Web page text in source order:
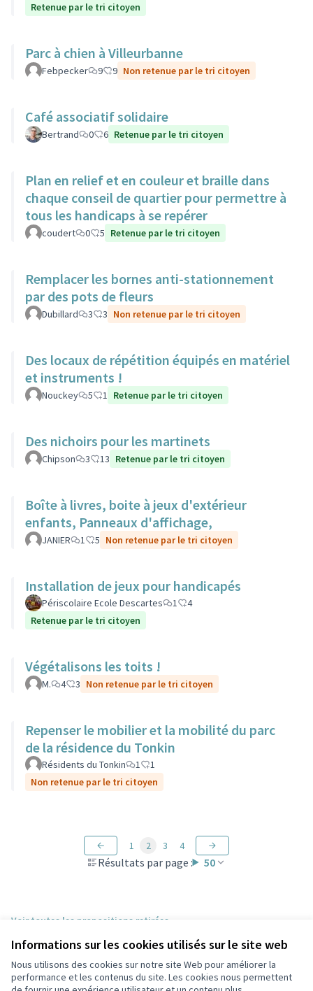
Informations sur les cookies utilisés sur le site web
Nous utilisons des cookies sur notre site Web pour améliorer la
performance et les contenus du site. Les cookies nous permettent
Retenue par le tri citoyen
Parc à chien à Villeurbanne
Febpecker 9 9 Non retenue par le tri citoyen
Café associatif solidaire
Bertrand 0 6 Retenue par le tri citoyen
Plan en relief et en couleur et braille dans
chaque conseil de quartier pour permettre à
tous les handicaps à se repérer
coudert 0 5 Retenue par le tri citoyen
Remplacer les bornes anti-stationnement
par des pots de fleurs
Dubillard 3 3 Non retenue par le tri citoyen
Des locaux de répétition équipés en matériel
et instruments !
Nouckey 5 1 Retenue par le tri citoyen
Des nichoirs pour les martinets
Chipson 3 13 Retenue par le tri citoyen
Boîte à livres, boite à jeux d'extérieur
enfants, Panneaux d'affichage,
JANIER 1 5 Non retenue par le tri citoyen
Installation de jeux pour handicapés
Périscolaire Ecole Descartes 1
4
Retenue par le tri citoyen
Végétalisons les toits !
M. 4 3 Non retenue par le tri citoyen
Repenser le mobilier et la mobilité du parc
de la résidence du Tonkin
Résidents du Tonkin 1
1
Non retenue par le tri citoyen
Résultats par page : 50
1 2 3 4
Voir toutes les propositions retirées
Conditions d'utilisation
Paramètres des cookies